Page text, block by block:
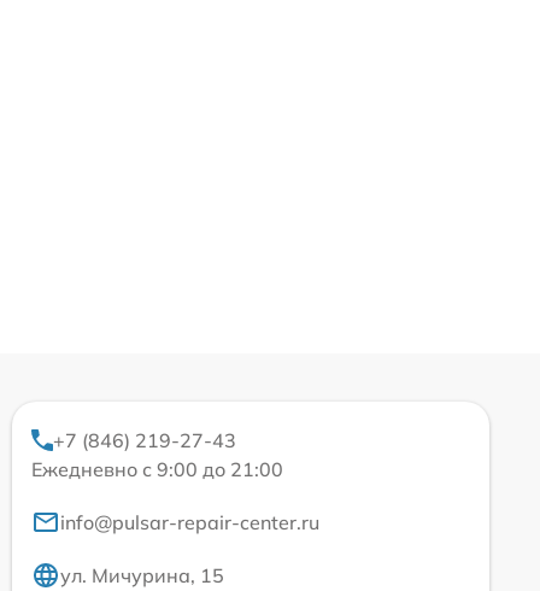
+7 (846) 219-27-43
Ежедневно с 9:00 до 21:00
info@pulsar-repair-center.ru
ул. Мичурина, 15